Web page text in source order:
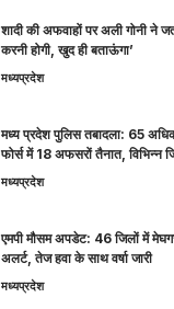
शादी की अफवाहों पर अली गोनी ने
करनी होगी, खुद ही बताऊंगा’
मध्यप्रदेश
मध्य प्रदेश पुलिस तबादला: 65
फोर्स में 18 अफसरों तैनात, विभिन्न
मध्यप्रदेश
एमपी मौसम अपडेट: 46 जिलों में
अलर्ट, तेज हवा के साथ वर्षा जारी
मध्यप्रदेश